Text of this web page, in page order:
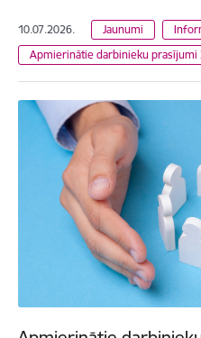
10.07.2026. Jaunumi
Apmierinātie darbinieku prasījumi